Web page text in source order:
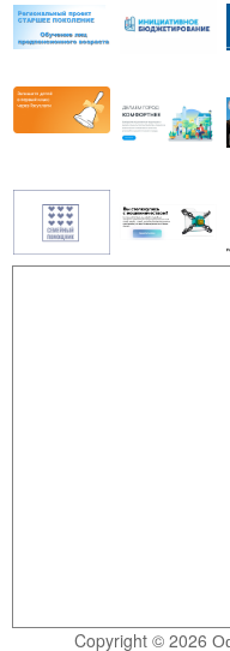
Copyright © 2026